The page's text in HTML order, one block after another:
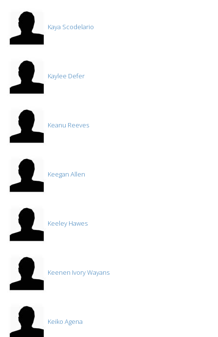
Kaya Scodelario
Kaylee Defer
Keanu Reeves
Keegan Allen
Keeley Hawes
Keenen Ivory Wayans
Keiko Agena